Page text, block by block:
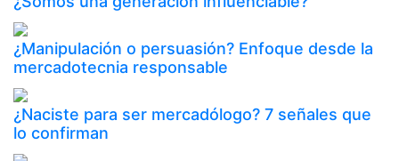
¿Manipulación o persuasión? Enfoque desde la
mercadotecnia responsable
¿Naciste para ser mercadólogo? 7 señales que
lo confirman